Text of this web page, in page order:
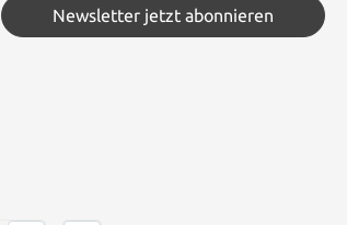
Newsletter jetzt abonnieren